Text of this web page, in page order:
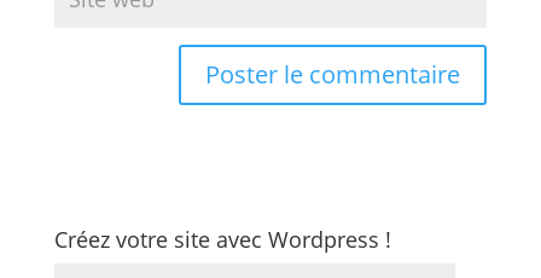
Créez votre site avec Wordpress !